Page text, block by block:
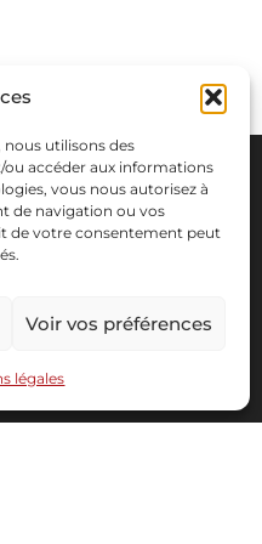
nous utilisons des
accéder aux informations
vous nous autorisez à
de navigation ou vos
de votre consentement peut
Voir vos préférences
légales